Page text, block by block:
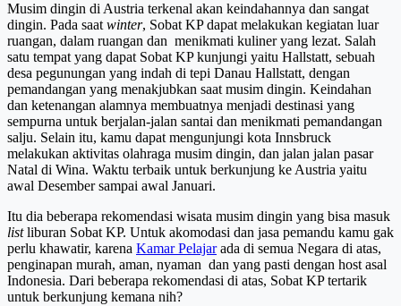
Musim dingin di Austria terkenal akan keindahannya dan sangat
dingin. Pada saat winter, Sobat KP dapat melakukan kegiatan luar
ruangan, dalam ruangan dan menikmati kuliner yang lezat. Salah
satu tempat yang dapat Sobat KP kunjungi yaitu Hallstatt, sebuah
desa pegunungan yang indah di tepi Danau Hallstatt, dengan
pemandangan yang menakjubkan saat musim dingin. Keindahan
dan ketenangan alamnya membuatnya menjadi destinasi yang
sempurna untuk berjalan-jalan santai dan menikmati pemandangan
salju. Selain itu, kamu dapat mengunjungi kota Innsbruck
melakukan aktivitas olahraga musim dingin, dan jalan jalan pasar
Natal di Wina. Waktu terbaik untuk berkunjung ke Austria yaitu
awal Desember sampai awal Januari.
Itu dia beberapa rekomendasi wisata musim dingin yang bisa masuk
listliburan Sobat KP. Untuk akomodasi dan jasa pemandu kamu gak
perlu khawatir, karena Kamar Pelajarada di semua Negara di atas,
penginapan murah, aman, nyaman dan yang pasti dengan host asal
Indonesia. Dari beberapa rekomendasi di atas, Sobat KP tertarik
untuk berkunjung kemana nih?